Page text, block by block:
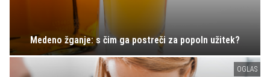
Medeno žganje: s čim ga postreči za popoln užitek?
OGLAS